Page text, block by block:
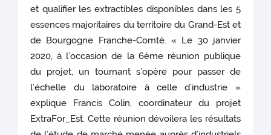
et qualifier les extractibles disponibles dans les 5
essences majoritaires du territoire du Grand-Est et
de Bourgogne Franche-Comté. « Le 30 janvier
2020, à l’occasion de la 6ème réunion publique
du projet, un tournant s’opère pour passer de
l’échelle du laboratoire à celle d’industrie »
explique Francis Colin, coordinateur du projet
ExtraFor_Est. Cette réunion dévoilera les résultats